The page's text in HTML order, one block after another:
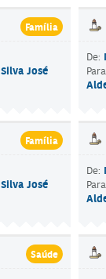
Família
José
De:
Família
José
De:
Saúde